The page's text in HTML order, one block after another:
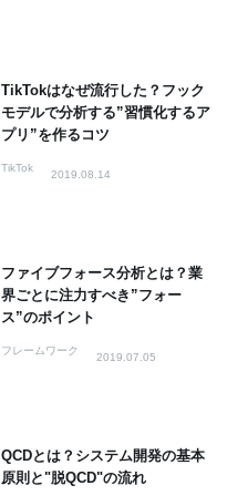
TikTokはなぜ流行した？フック
モデルで分析する”習慣化するア
プリ”を作るコツ
TikTok
2019.08.14
ファイブフォース分析とは？業
界ごとに注力すべき”フォー
ス”のポイント
フレームワーク
2019.07.05
QCDとは？システム開発の基本
原則と"脱QCD"の流れ